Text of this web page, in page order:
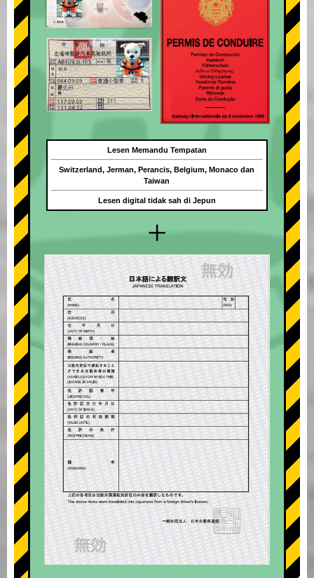
+
Lesen Memandu Tempatan
Switzerland, Jerman, Perancis, Belgium, Monaco dan
Taiwan
Lesen digital tidak sah di Jepun